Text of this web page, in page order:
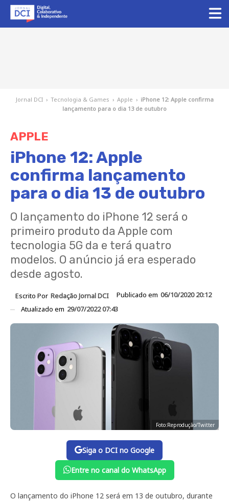
Jornal DCI › Tecnologia & Games › Apple › iPhone 12: Apple confirma
lançamento para o dia 13 de outubro
APPLE
iPhone 12: Apple
confirma lançamento
para o dia 13 de outubro
O lançamento do iPhone 12 será o
primeiro produto da Apple com
tecnologia 5G da e terá quatro
modelos. O anúncio já era esperado
desde agosto.
Escrito Por Redação Jornal DCI Publicado em 06/10/2020 20:12
Atualizado em 29/07/2022 07:43
Foto:Reprodução/Twitter
Siga o DCI no Google
Entre no canal do WhatsApp
O lançamento do iPhone 12 será em 13 de outubro, durante